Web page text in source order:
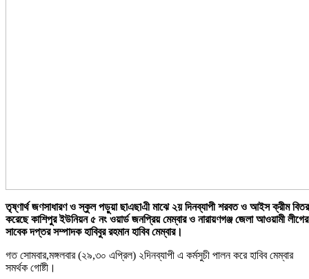
তৃষ্ণার্থ জণসাধারণ ও স্কুল পড়ুয়া ছাএছাএী মাঝে ২য় দিনব্যাপী শরবত ও আইস ক্রীম
করেছে কাশিপুর ইউনিয়ন ৫ নং ওয়ার্ড জনপ্রিয় মেম্বার ও নারায়ণগঞ্জ জেলা আওয়ামী লীগের
সাবেক দপ্তর সম্পাদক হাবিবুর রহমান হাবিব মেম্বার।
গত সোমবার,মঙ্গলবার (২৯,৩০ এপ্রিল) ২দিনব্যাপী এ কর্মসুচী পালন করে হাবিব মেম্বার
সমর্থক গোষ্টী।